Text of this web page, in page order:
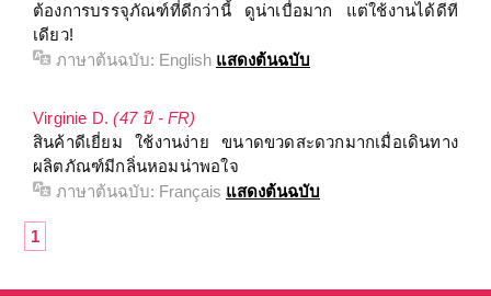
ต้องการบรรจุภัณฑ์ที่ดีกว่านี้ ดูน่าเบื่อมาก แต่ใช้งานได้ดีที
เดียว!
ภาษาต้นฉบับ: English แสดงต้นฉบับ
Virginie D.(47 ปี - FR)
สินค้าดีเยี่ยม ใช้งานง่าย ขนาดขวดสะดวกมากเมื่อเดินทาง
ผลิตภัณฑ์มีกลิ่นหอมน่าพอใจ
ภาษาต้นฉบับ: Français แสดงต้นฉบับ
1